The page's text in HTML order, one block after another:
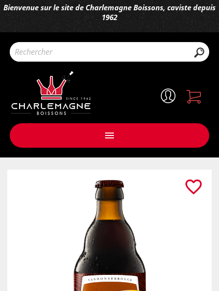
Bienvenue sur le site de Charlemagne Boissons, caviste depuis
1962

favorite_border